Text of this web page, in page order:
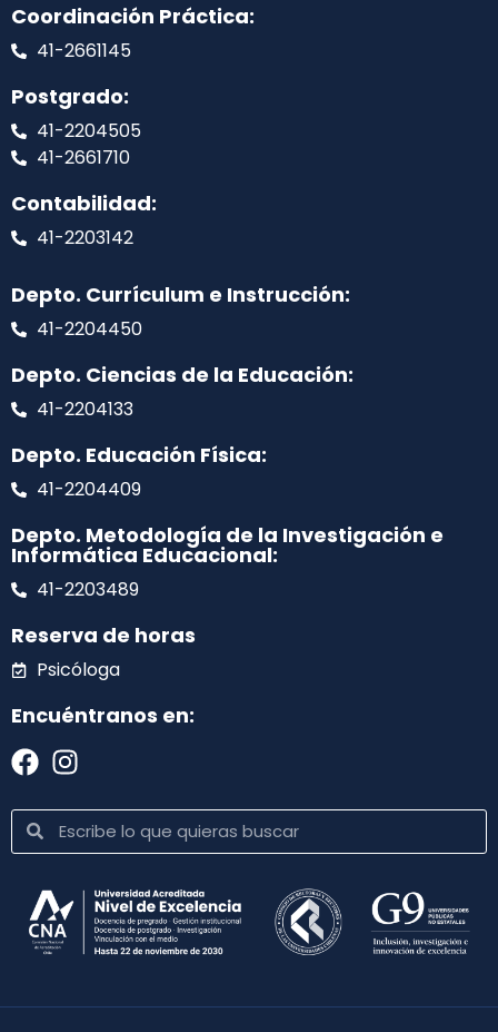
Coordinación Práctica:
41-2661145
Postgrado:
41-2204505
41-2661710
Contabilidad:
41-2203142
Depto. Currículum e Instrucción:
41-2204450
Depto. Ciencias de la Educación:
41-2204133
Depto. Educación Física:
41-2204409
Depto. Metodología de la Investigación e
Informática Educacional:
41-2203489
Reserva de horas
Psicóloga
Encuéntranos en: